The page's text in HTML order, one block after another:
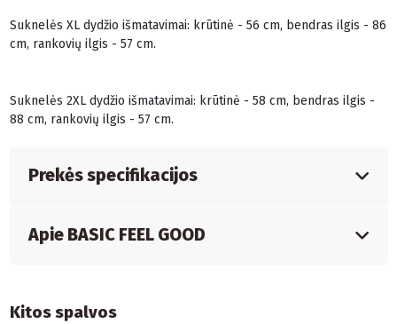
Suknelės XL dydžio išmatavimai: krūtinė - 56 cm, bendras ilgis - 86
cm, rankovių ilgis - 57 cm.
Suknelės 2XL dydžio išmatavimai: krūtinė - 58 cm, bendras ilgis -
88 cm, rankovių ilgis - 57 cm.
Prekės specifikacijos
Apie BASIC FEEL GOOD
Kitos spalvos